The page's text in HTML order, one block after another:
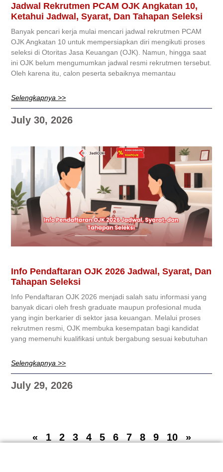
Jadwal Rekrutmen PCAM OJK Angkatan 10,
Ketahui Jadwal, Syarat, Dan Tahapan Seleksi
Banyak pencari kerja mulai mencari jadwal rekrutmen PCAM
OJK Angkatan 10 untuk mempersiapkan diri mengikuti proses
seleksi di Otoritas Jasa Keuangan (OJK). Namun, hingga saat
ini OJK belum mengumumkan jadwal resmi rekrutmen tersebut.
Oleh karena itu, calon peserta sebaiknya memantau
Selengkapnya >>
July 30, 2026
Info Pendaftaran OJK 2026 Jadwal, Syarat, Dan
Tahapan Seleksi
Info Pendaftaran OJK 2026 menjadi salah satu informasi yang
banyak dicari oleh fresh graduate maupun profesional muda
yang ingin berkarier di sektor jasa keuangan. Melalui proses
rekrutmen resmi, OJK membuka kesempatan bagi kandidat
yang memenuhi kualifikasi untuk bergabung sesuai kebutuhan
Selengkapnya >>
July 29, 2026
« 1 2 3 4 5 6 7 8 9 10 »